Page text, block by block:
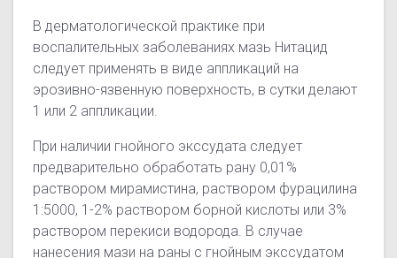
В дерматологической практике при
воспалительных заболеваниях мазь Нитацид
следует применять в виде аппликаций на
эрозивно-язвенную поверхность, в сутки делают
1 или 2 аппликации.
При наличии гнойного экссудата следует
предварительно обработать рану 0,01%
раствором мирамистина, раствором фурацилина
1:5000, 1-2% раствором борной кислоты или 3%
раствором перекиси водорода. В случае
нанесения мази на раны с гнойным экссудатом